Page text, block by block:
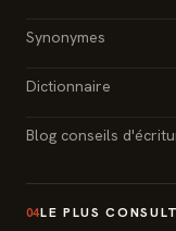
Synonymes
Dictionnaire
Blog conseils
04LE PLUS